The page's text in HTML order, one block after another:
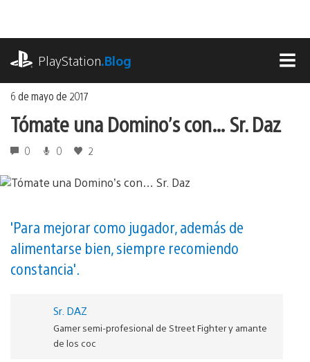
contenido
PlayStation.Blog
6 de mayo de 2017
Tómate una Domino’s con… Sr. Daz
0 0 2
'Para mejorar como jugador, además de
alimentarse bien, siempre recomiendo
constancia'.
Sr. DAZ
Gamer semi-profesional de Street Fighter y amante
de los coc